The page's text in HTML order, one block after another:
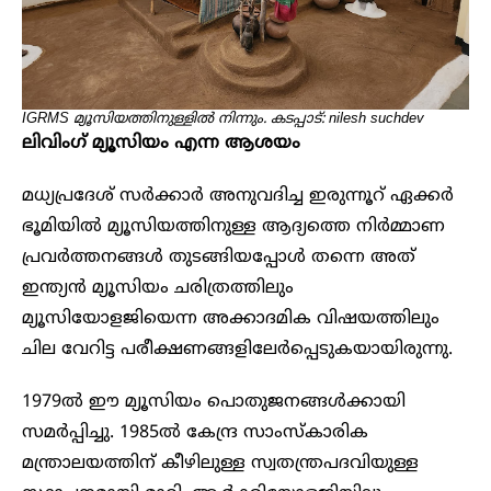
IGRMS മ്യൂസിയത്തിനുള്ളിൽ നിന്നും. കടപ്പാട്: nilesh suchdev
ലിവിം​ഗ് മ്യൂസിയം എന്ന ആശയം
മധ്യപ്രദേശ് സർക്കാർ അനുവദിച്ച ഇരുന്നൂറ് ഏക്കർ
ഭൂമിയിൽ മ്യൂസിയത്തിനുള്ള ആദ്യത്തെ നിർമ്മാണ
പ്രവർത്തനങ്ങൾ തുടങ്ങിയപ്പോൾ തന്നെ അത്
ഇന്ത്യൻ മ്യൂസിയം ചരിത്രത്തിലും
മ്യൂസിയോളജിയെന്ന അക്കാദമിക വിഷയത്തിലും
ചില വേറിട്ട പരീക്ഷണങ്ങളിലേർപ്പെടുകയായിരുന്നു.
1979ൽ ഈ മ്യൂസിയം പൊതുജനങ്ങൾക്കായി
സമർപ്പിച്ചു. 1985ൽ കേന്ദ്ര സാംസ്കാരിക
മന്ത്രാലയത്തിന് കീഴിലുള്ള സ്വതന്ത്രപദവിയുള്ള